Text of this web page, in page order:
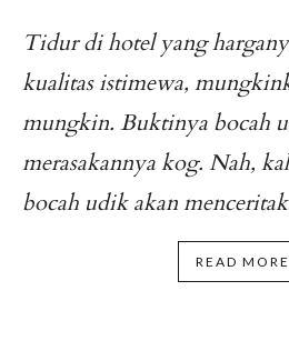
Tidur di hotel yang
kualitas istimewa,
mungkin. Buktinya bocah
merasakannya kog. Nah,
bocah udik akan
READ